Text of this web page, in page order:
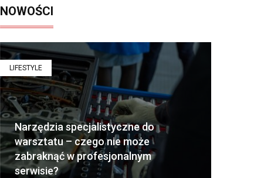
NOWOŚCI
LIFESTYLE
Narzędzia specjalistyczne do
warsztatu – czego nie może
zabraknąć w profesjonalnym
serwisie?